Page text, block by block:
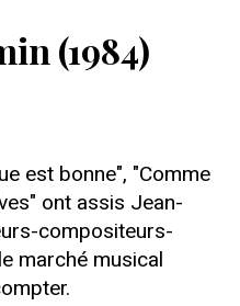
(1984)
est bonne", "Comme
ont assis Jean-
compositeurs-
marché musical